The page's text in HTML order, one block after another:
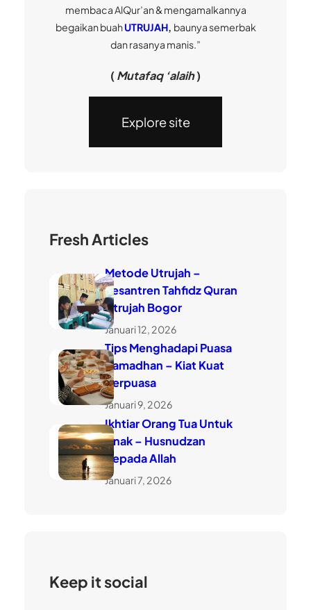
membaca AlQur’an & mengamalkannya
begaikan buahUTRUJAH, baunya semerbak
dan rasanya manis.”
(Mutafaq ‘alaih)
Explore site
Fresh Articles
Metode Utrujah –
Pesantren Tahfidz Quran
Utrujah Bogor
Januari 12, 2026
Tips Menghadapi Puasa
Ramadhan – Kiat Kuat
Berpuasa
Januari 9, 2026
Ikhtiar Orang Tua Untuk
Anak – Husnudzan
Kepada Allah
Januari 7, 2026
Keep it social